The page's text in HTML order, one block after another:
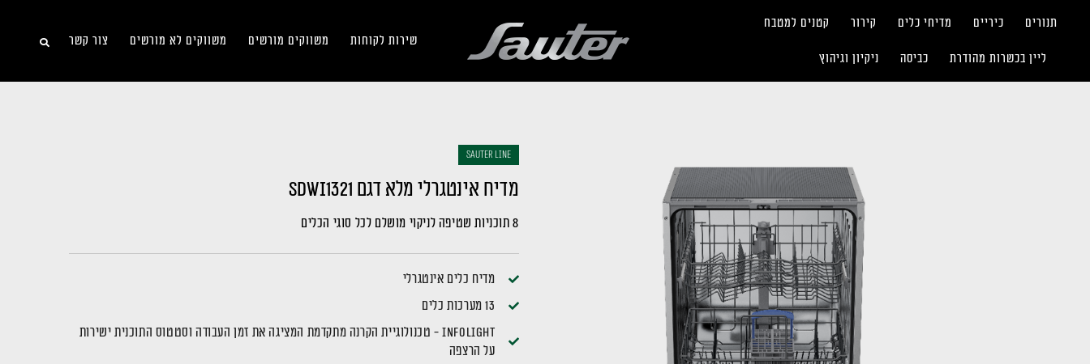
תנורים כיריים מדיחי כלים קירור קטנים למטבח
ליין בכשרות מהודרת כביסה ניקיון וגיהוץ
שירות לקוחות משווקים מורשים משווקים לא מורשים צור קשר
sauter LINE
מדיח אינטגרלי מלא דגם SDWi1321
8 תוכניות שטיפה לניקוי מושלם לכל סוגי הכלים
מדיח כלים אינטגרלי
13 מערכות כלים
InfoLight - טכנולוגיית הקרנה מתקדמת המציגה את זמן העבודה וסטטוס התוכנית ישירות
על הרצפה